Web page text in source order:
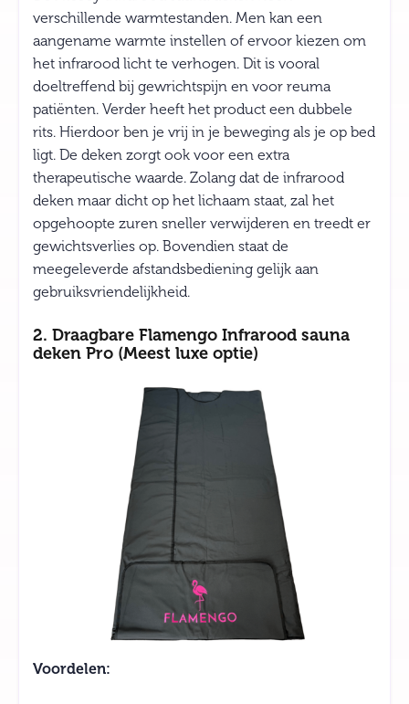
verschillende warmtestanden. Men kan een
aangename warmte instellen of ervoor kiezen om
het infrarood licht te verhogen. Dit is vooral
doeltreffend bij gewrichtspijn en voor reuma
patiënten. Verder heeft het product een dubbele
rits. Hierdoor ben je vrij in je beweging als je op bed
ligt. De deken zorgt ook voor een extra
therapeutische waarde. Zolang dat de infrarood
deken maar dicht op het lichaam staat, zal het
opgehoopte zuren sneller verwijderen en treedt er
gewichtsverlies op. Bovendien staat de
meegeleverde afstandsbediening gelijk aan
gebruiksvriendelijkheid.
2. Draagbare Flamengo Infrarood sauna
deken Pro (Meest luxe optie)
Voordelen: